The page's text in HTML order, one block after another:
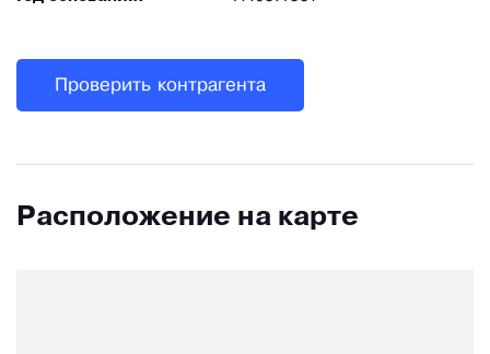
Проверить контрагента
Расположение на карте